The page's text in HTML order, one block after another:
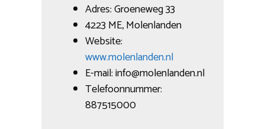
Adres: Groeneweg 33
4223 ME, Molenlanden
Website:
www.molenlanden.nl
E-mail: info@molenlanden.nl
Telefoonnummer:
887515000